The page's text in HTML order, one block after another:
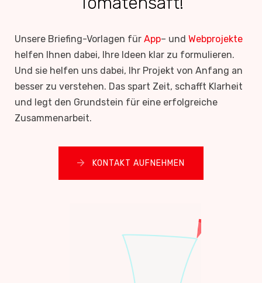
Unsere Briefing-Vorlagen für App– und Webprojekte
helfen Ihnen dabei, Ihre Ideen klar zu formulieren.
Und sie helfen uns dabei, Ihr Projekt von Anfang an
besser zu verstehen. Das spart Zeit, schafft Klarheit
und legt den Grundstein für eine erfolgreiche
Zusammenarbeit.
KONTAKT AUFNEHMEN